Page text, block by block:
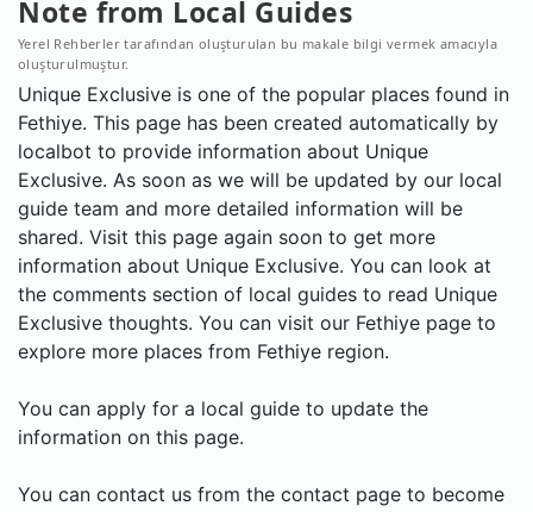
Note from Local Guides
Yerel Rehberler tarafından oluşturulan bu makale bilgi vermek amacıyla
oluşturulmuştur.
Unique Exclusive is one of the popular places found in
Fethiye. This page has been created automatically by
localbot to provide information about Unique
Exclusive. As soon as we will be updated by our local
guide team and more detailed information will be
shared. Visit this page again soon to get more
information about Unique Exclusive. You can look at
the comments section of local guides to read Unique
Exclusive thoughts. You can visit our Fethiye page to
explore more places from Fethiye region.
You can apply for a local guide to update the
information on this page.
You can contact us from the contact page to become